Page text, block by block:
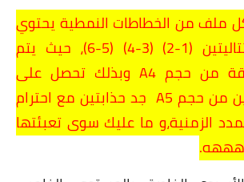
ملف من الخطاطات النمطية يحتوي
(1-2)
(3-4) (5-6)، حيث
يتم
طباعته على ورقة من حجم A4 وبذلك تحصل على
خطاطتتن ذهنيتين من حجم A5 جد حذابتين مع احترام
الزمنية،و ما عليك سوى تعبئتها
هههه.